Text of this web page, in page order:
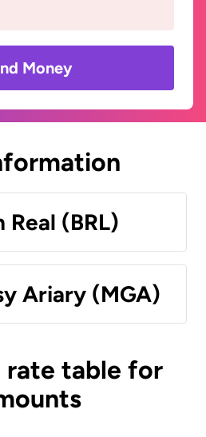
Money
Real (BRL)
Ariary (MGA)
rate table for